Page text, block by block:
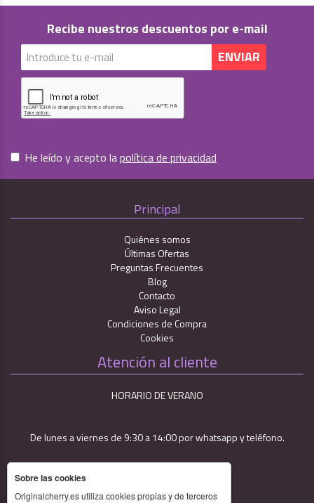
Recibe nuestros descuentos por e-mail
He leído y acepto lapolítica de privacidad
Principal
Quiénes somos
Últimas Ofertas
Preguntas Frecuentes
Blog
Contacto
Aviso Legal
Condiciones de Compra
Cookies
Atención al cliente
HORARIO DE VERANO
De lunes a viernes de 9:30 a 14:00 por whatsapp y teléfono.
Sobre las cookies
Originalcherry.es utiliza cookies propias y de terceros